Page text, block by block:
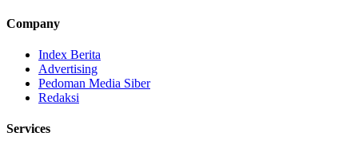
Company
Index Berita
Advertising
Pedoman Media Siber
Redaksi
Services